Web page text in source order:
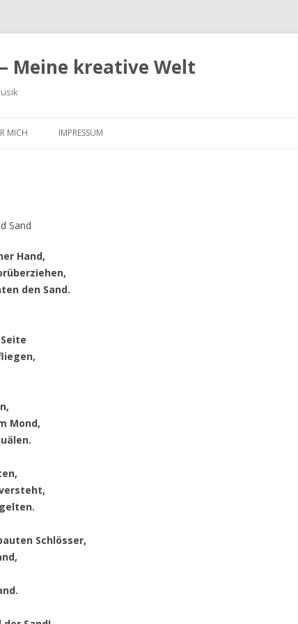
Meine kreative Welt
MICH IMPRESSUM
Sand
Hand,
den Sand.
Mond,
Schlösser,